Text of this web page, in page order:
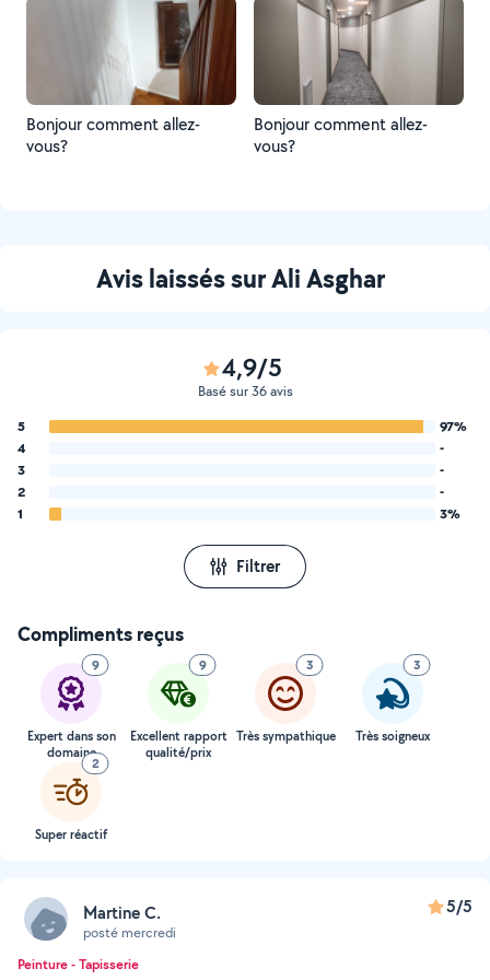
Bonjour comment allez-
vous?
Bonjour comment allez-
vous?
Avis laissés sur Ali Asghar
4,9/5
Basé sur 36 avis
5
97%
4
-
3
-
2
-
1
3%
Filtrer
Compliments reçus
9
Expert dans son
domaine
9
Excellent rapport
qualité/prix
3
Très sympathique
3
Très soigneux
2
Super réactif
Martine C.
posté mercredi
5/5
Peinture - Tapisserie